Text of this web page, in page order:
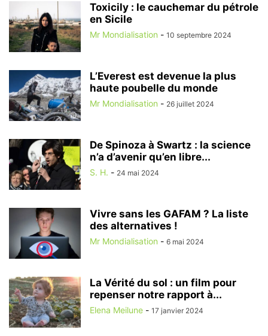
Toxicily : le cauchemar du pétrole
en Sicile
Mr Mondialisation - 10 septembre 2024
L’Everest est devenue la plus
haute poubelle du monde
Mr Mondialisation - 26 juillet 2024
De Spinoza à Swartz : la science
n’a d’avenir qu’en libre...
S. H. - 24 mai 2024
Vivre sans les GAFAM ? La liste
des alternatives !
Mr Mondialisation - 6 mai 2024
La Vérité du sol : un film pour
repenser notre rapport à...
Elena Meilune - 17 janvier 2024